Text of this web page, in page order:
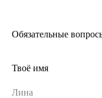
Обязательные
Твоё имя